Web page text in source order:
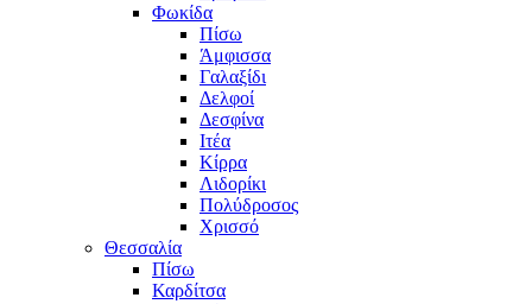
Φωκίδα
Πίσω
Άμφισσα
Γαλαξίδι
Δελφοί
Δεσφίνα
Ιτέα
Κίρρα
Λιδορίκι
Πολύδροσος
Χρισσό
Θεσσαλία
Πίσω
Καρδίτσα